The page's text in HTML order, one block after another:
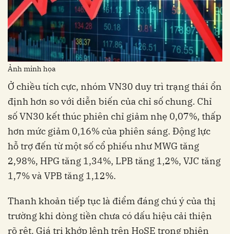
Ảnh minh họa
Ở chiều tích cực, nhóm VN30 duy trì trạng thái ổn
định hơn so với diễn biến của chỉ số chung. Chỉ
số VN30 kết thúc phiên chỉ giảm nhẹ 0,07%, thấp
hơn mức giảm 0,16% của phiên sáng. Động lực
hỗ trợ đến từ một số cổ phiếu như MWG tăng
2,98%, HPG tăng 1,34%, LPB tăng 1,2%, VJC tăng
1,7% và VPB tăng 1,12%.
Thanh khoản tiếp tục là điểm đáng chú ý của thị
trường khi dòng tiền chưa có dấu hiệu cải thiện
rõ rệt. Giá trị khớp lệnh trên HoSE trong phiên